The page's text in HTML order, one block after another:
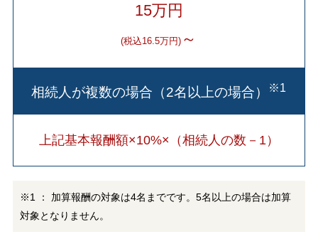
15万円
(税込16.5万円) ～
相続人が複数の場合（2名以上の場合） ※1
上記基本報酬額×10%×（相続人の数－1）
※1 ： 加算報酬の対象は4名までです。5名以上の場合は加算
対象となりません。